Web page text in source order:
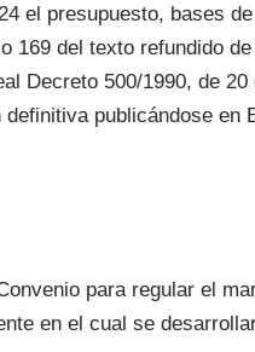
el presupuesto, bases de
169 del texto refundido
Decreto 500/1990, de 20
publicándose en
para regular el
en el cual se